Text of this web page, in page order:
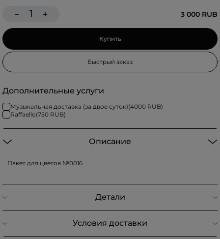
3 000 RUB
Купить
Быстрый заказ
Дополнительные услуги
Музыкальная доставка (за двое суток)(4000 RUB)
Raffaello(750 RUB)
Описание
Пакет для цветов №0016
Детали
Условия доставки